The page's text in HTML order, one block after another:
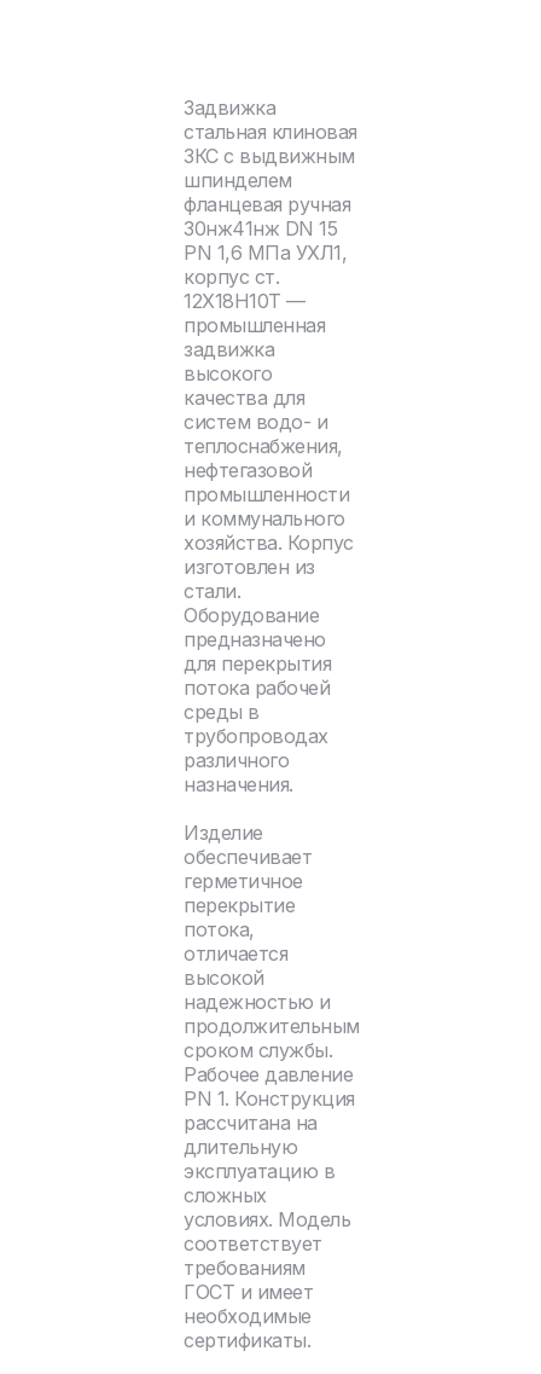
Задвижка
стальная клиновая
ЗКС с выдвижным
шпинделем
фланцевая ручная
30нж41нж DN 15
PN 1,6 МПа УХЛ1,
корпус ст.
12Х18Н10Т —
промышленная
задвижка
высокого
качества для
систем водо- и
теплоснабжения,
нефтегазовой
промышленности
и коммунального
хозяйства. Корпус
изготовлен из
стали.
Оборудование
предназначено
для перекрытия
потока рабочей
среды в
трубопроводах
различного
назначения.
Изделие
обеспечивает
герметичное
перекрытие
потока,
отличается
высокой
надежностью и
продолжительным
сроком службы.
Рабочее давление
PN 1. Конструкция
рассчитана на
длительную
эксплуатацию в
сложных
условиях. Модель
соответствует
требованиям
ГОСТ и имеет
необходимые
сертификаты.